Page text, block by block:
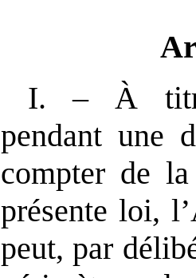
I. – À
pendant une
compter de
présente loi,
peut, par